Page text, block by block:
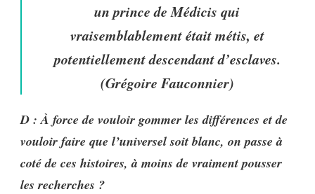
un prince de Médicis qui
vraisemblablement était métis, et
potentiellement descendant d’esclaves.
(Grégoire Fauconnier)
D : À force de vouloir gommer les différences et de
vouloir faire que l’universel soit blanc, on passe à
coté de ces histoires, à moins de vraiment pousser
les recherches ?